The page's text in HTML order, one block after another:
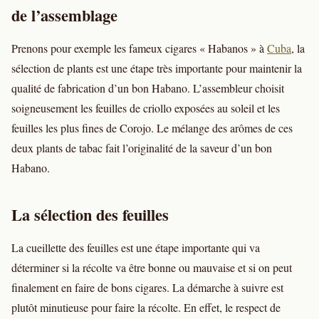
de l’assemblage
Prenons pour exemple les fameux cigares « Habanos » àCuba, la
sélection de plants est une étape très importante pour maintenir la
qualité de fabrication d’un bon Habano. L’assembleur choisit
soigneusement les feuilles de criollo exposées au soleil et les
feuilles les plus fines de Corojo. Le mélange des arômes de ces
deux plants de tabac fait l’originalité de la saveur d’un bon
Habano.
La sélection des feuilles
La cueillette des feuilles est une étape importante qui va
déterminer si la récolte va être bonne ou mauvaise et si on peut
finalement en faire de bons cigares. La démarche à suivre est
plutôt minutieuse pour faire la récolte. En effet, le respect de